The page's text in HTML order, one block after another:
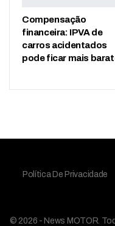
Compensação
financeira: IPVA de
carros acidentados
pode ficar mais
Política De Privacidade
© 2026 - News MOTOR.